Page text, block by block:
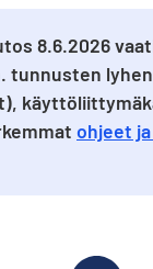
8.6.2026
tunnusten
ohjeet